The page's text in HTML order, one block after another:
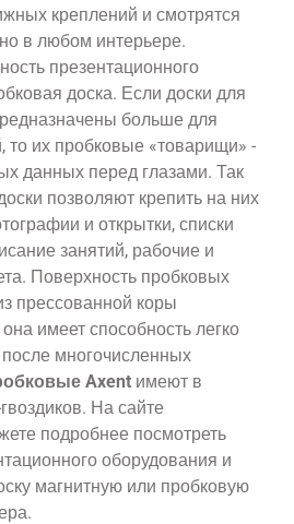
креплений и смотрятся
в любом интерьере.
презентационного
доска. Если доски для
больше для
то их пробковые «товарищи» -
данных перед глазами. Так
позволяют крепить на них
и открытки, списки
занятий, рабочие и
Поверхность пробковых
прессованной коры
имеет способность легко
многочисленных
Axent имеют в
На сайте
подробнее посмотреть
оборудования и
магнитную или пробковую